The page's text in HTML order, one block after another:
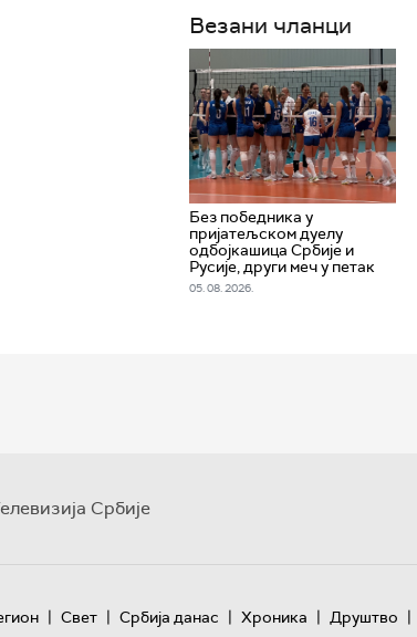
Везани чланци
Без победника у
пријатељском дуелу
одбојкашица Србије и
Русије, други меч у петак
05. 08. 2026.
Србије
| Свет | Србија данас | Хроника | Друштво |